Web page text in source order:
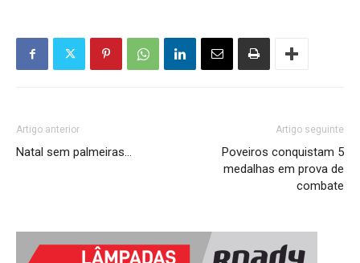
Artigo anterior
Natal sem palmeiras…
Artigo seguinte
Poveiros conquistam 5
medalhas em prova de
combate